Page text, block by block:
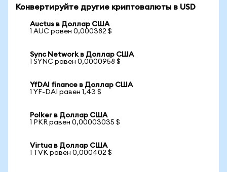
Конвертируйте другие криптовалюты в USD
Auctus в Доллар США
1 AUC равен 0,000382 $
Sync Network в Доллар США
1 SYNC равен 0,0000958 $
YfDAI finance в Доллар США
1 YF-DAI равен 1,43 $
Polker в Доллар США
1 PKR равен 0,00003035 $
Virtua в Доллар США
1 TVK равен 0,000402 $